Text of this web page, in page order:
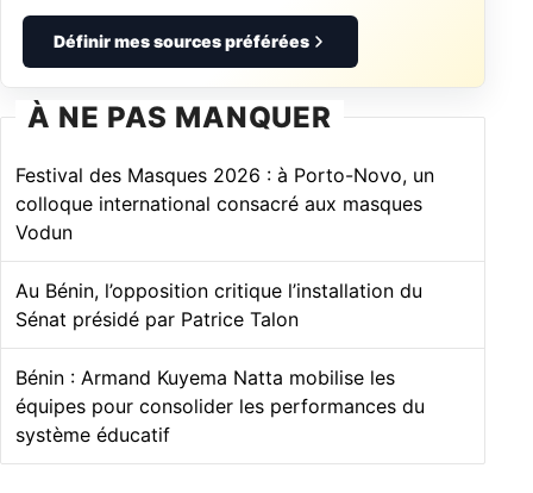
Définir mes sources préférées
À NE PAS MANQUER
Festival des Masques 2026 : à Porto-Novo, un
colloque international consacré aux masques
Vodun
Au Bénin, l’opposition critique l’installation du
Sénat présidé par Patrice Talon
Bénin : Armand Kuyema Natta mobilise les
équipes pour consolider les performances du
système éducatif